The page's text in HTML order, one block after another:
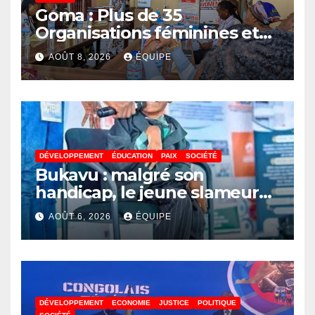
Goma : Plus de 35
Organisations féminines et
associations des jeunes
réunies pour parler paix
AOÛT 8, 2026 ÉQUIPE
DÉVELOPPEMENT ÉDUCATION PAIX SOCIÉTÉ
Bukavu : malgré son
handicap, le jeune slameur
Akonkwa Kenyata Bernard
lance un appel à la solidarité
pour poursuivre ses études
AOÛT 6, 2026 ÉQUIPE
DÉVELOPPEMENT ECONOMIE JUSTICE
POLITIQUE